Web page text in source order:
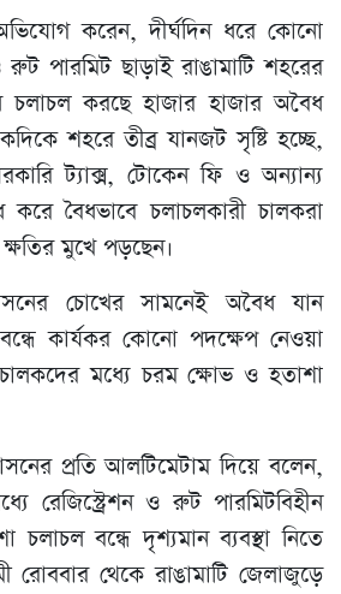
অভিযোগ করেন, দীর্ঘদিন ধরে কোনো
রুট পারমিট ছাড়াই রাঙামাটি শহরের
চলাচল করছে হাজার হাজার অবৈধ
শহরে তীব্র যানজট সৃষ্টি হচ্ছে,
ট্যাক্স, টোকেন ফি ও অন্যান্য
বৈধভাবে চলাচলকারী চালকরা
মুখে পড়ছেন।
চোখের সামনেই অবৈধ যান
কার্যকর কোনো পদক্ষেপ নেওয়া
মধ্যে চরম ক্ষোভ ও হতাশা
প্রতি আলটিমেটাম দিয়ে বলেন,
রেজিস্ট্রেশন ও রুট পারমিটবিহীন
বন্ধে দৃশ্যমান ব্যবস্থা নিতে
রোববার থেকে রাঙামাটি জেলাজুড়ে